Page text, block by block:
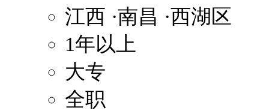
江西 ·南昌 ·西湖区
1年以上
大专
全职